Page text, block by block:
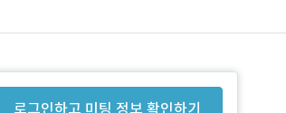
로그인하고 미팅 정보 확인하기